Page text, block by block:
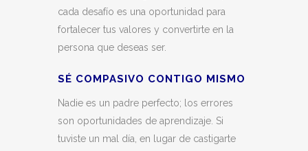
cada desafío es una oportunidad para
fortalecer tus valores y convertirte en la
persona que deseas ser.
SÉ COMPASIVO CONTIGO MISMO
Nadie es un padre perfecto; los errores
son oportunidades de aprendizaje. Si
tuviste un mal día, en lugar de castigarte